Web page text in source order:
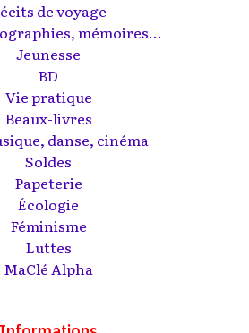
de voyage
mémoires...
Jeunesse
BD
Vie pratique
Beaux-livres
danse, cinéma
Soldes
Papeterie
Écologie
Féminisme
Luttes
MaClé Alpha